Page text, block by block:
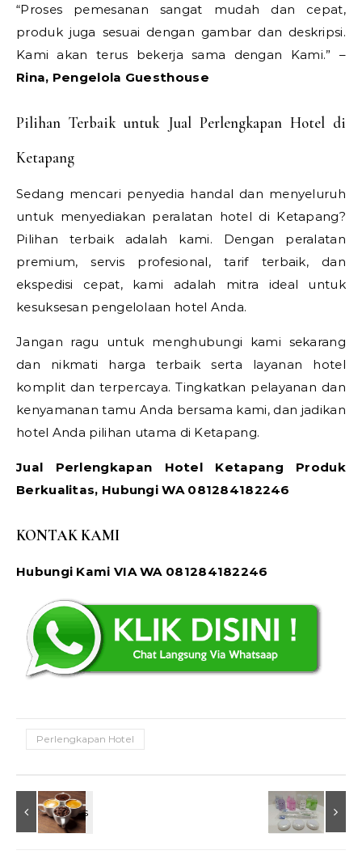
“Proses pemesanan sangat mudah dan cepat,
produk juga sesuai dengan gambar dan deskripsi.
Kami akan terus bekerja sama dengan Kami.” –
Rina, Pengelola Guesthouse
Pilihan Terbaik untuk Jual Perlengkapan Hotel di
Ketapang
Sedang mencari penyedia handal dan menyeluruh
untuk menyediakan peralatan hotel di Ketapang?
Pilihan terbaik adalah kami. Dengan peralatan
premium, servis profesional, tarif terbaik, dan
ekspedisi cepat, kami adalah mitra ideal untuk
kesuksesan pengelolaan hotel Anda.
Jangan ragu untuk menghubungi kami sekarang
dan nikmati harga terbaik serta layanan hotel
komplit dan terpercaya. Tingkatkan pelayanan dan
kenyamanan tamu Anda bersama kami, dan jadikan
hotel Anda pilihan utama di Ketapang.
Jual Perlengkapan Hotel Ketapang Produk
Berkualitas, Hubungi WA 081284182246
KONTAK KAMI
Hubungi Kami VIA WA 081284182246
Perlengkapan Hotel